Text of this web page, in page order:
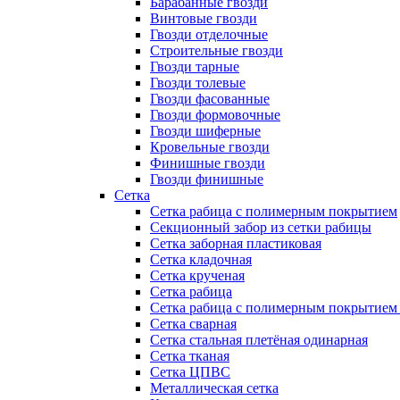
Винтовые гвозди
Гвозди отделочные
Строительные гвозди
Гвозди тарные
Гвозди толевые
Гвозди фасованные
Гвозди формовочные
Гвозди шиферные
Кровельные гвозди
Финишные гвозди
Гвозди финишные
Сетка
Сетка рабица с полимерным покрытием
Секционный забор из сетки рабицы
Сетка заборная пластиковая
Сетка кладочная
Сетка крученая
Сетка рабица
Сетка рабица с полимерным покрытием
Сетка сварная
Сетка стальная плетёная одинарная
Сетка тканая
Сетка ЦПВС
Металлическая сетка